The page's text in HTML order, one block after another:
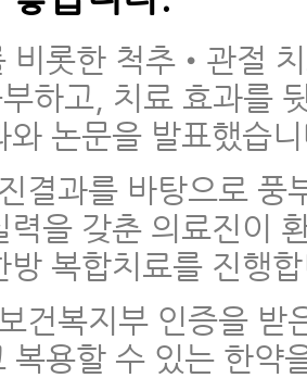
비롯한 척추•관절
하고, 치료 효과를
와 논문을 발표했습
결과를 바탕으로 풍
력을 갖춘 의료진이
방 복합치료를 진행
건복지부 인증을 받
용할 수 있는 한약